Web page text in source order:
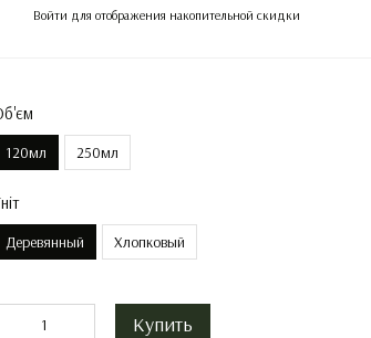
Войти для отображения накопительной скидки
120мл 250мл
Деревянный Хлопковый
Купить